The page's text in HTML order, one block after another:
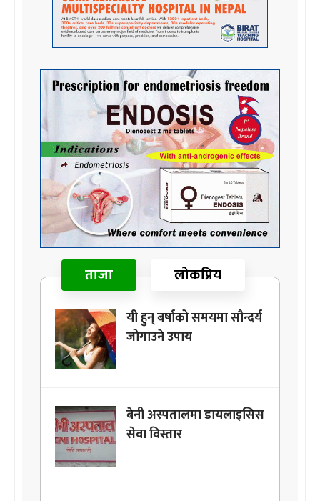
ताजा लोकप्रिय
यी हुन् बर्षाको समयमा सौन्दर्य
जोगाउने उपाय
बेनी अस्पतालमा डायलाइसिस
सेवा विस्तार